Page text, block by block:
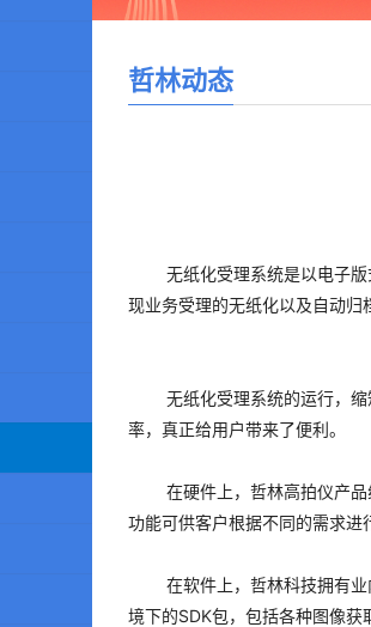
哲林动态
无纸化受理系统是以电子版式
现业务受理的无纸化以及自动归
无纸化受理系统的运行，缩
率，真正给用户带来了便利。
在硬件上，哲林高拍仪产品线
功能可供客户根据不同的需求进
在软件上，哲林科技拥有业内
境下的SDK包，包括各种图像